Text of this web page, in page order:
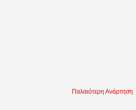
Παλαιότερη Ανάρτηση